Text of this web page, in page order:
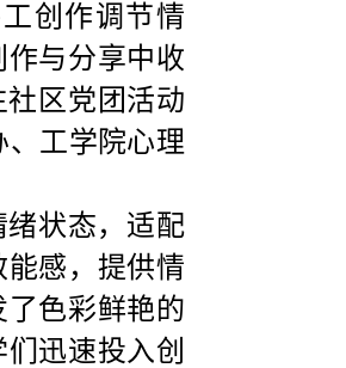
创作调节情
与分享中收
社区党团活动
、工学院心理
绪状态，适配
能感 ， 提供情
色彩鲜艳的
迅速投入创